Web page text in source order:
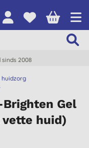
2008
Gel
huid)